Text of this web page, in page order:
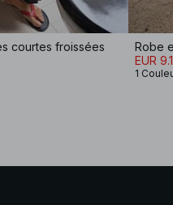
courtes froissées
Robe
EUR
1